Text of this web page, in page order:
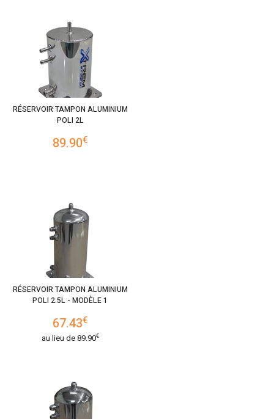
RÉSERVOIR TAMPON ALUMINIUM
POLI 2L
89.90€
RÉSERVOIR TAMPON ALUMINIUM
POLI 2.5L - MODÈLE 1
67.43€
au lieu de89.90€